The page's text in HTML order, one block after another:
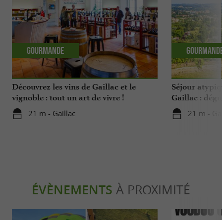
Découvrez les vins de Gaillac et le
vignoble : tout un art de vivre !
21 m - Gaillac
Gourmande
Séjour
Gaillac :
vivre &
21 m -
ÉVÈNEMENTS À PROXIMITÉ